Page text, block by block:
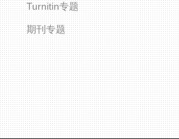
Turnitin专题
期刊专题